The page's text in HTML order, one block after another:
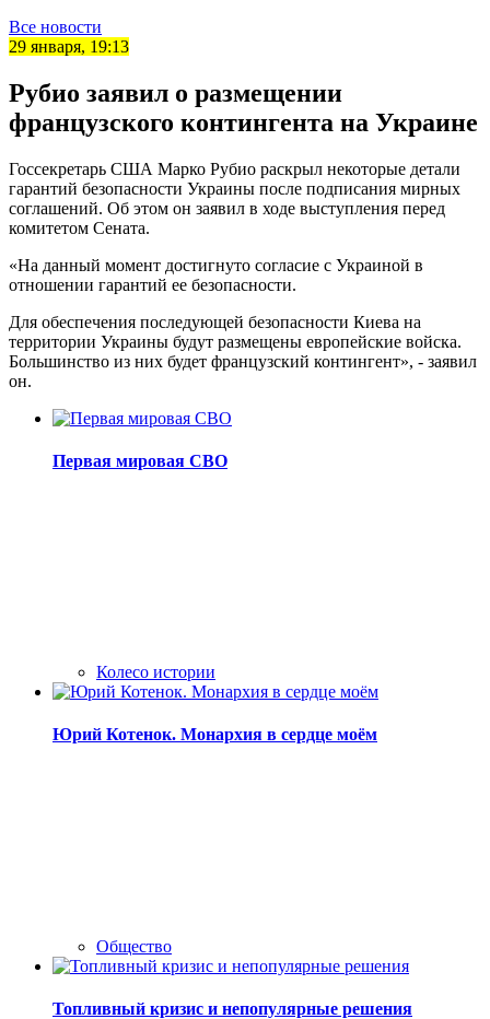
Все новости
29 января, 19:13
Рубио заявил о размещении
французского контингента на Украине
Госсекретарь США Марко Рубио раскрыл некоторые детали
гарантий безопасности Украины после подписания мирных
соглашений. Об этом он заявил в ходе выступления перед
комитетом Сената.
«На данный момент достигнуто согласие с Украиной в
отношении гарантий ее безопасности.
Для обеспечения последующей безопасности Киева на
территории Украины будут размещены европейские войска.
Большинство из них будет французский контингент», - заявил
он.
Первая мировая СВО
Колесо истории
Юрий Котенок. Монархия в сердце моём
Общество
Топливный кризис и непопулярные решения